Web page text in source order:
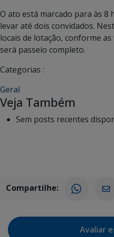
O ato está marcado para às 8
levar até dois convidados.
locais de lotação, conforme
será passeio completo.
Categorias :
Geral
Veja Também
Sem posts recentes
Compartilhe:
Avaliar